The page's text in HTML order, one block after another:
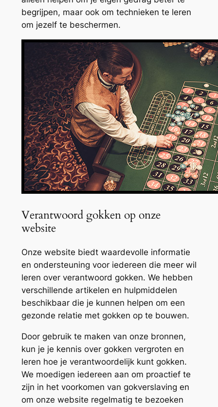
begrijpen, maar ook om technieken te leren
om jezelf te beschermen.
Verantwoord gokken op onze
website
Onze website biedt waardevolle informatie
en ondersteuning voor iedereen die meer wil
leren over verantwoord gokken. We hebben
verschillende artikelen en hulpmiddelen
beschikbaar die je kunnen helpen om een
gezonde relatie met gokken op te bouwen.
Door gebruik te maken van onze bronnen,
kun je je kennis over gokken vergroten en
leren hoe je verantwoordelijk kunt gokken.
We moedigen iedereen aan om proactief te
zijn in het voorkomen van gokverslaving en
om onze website regelmatig te bezoeken